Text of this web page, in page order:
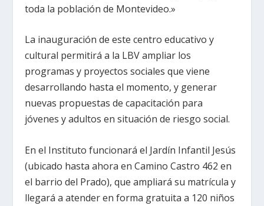
toda la población de Montevideo.»
La inauguración de este centro educativo y
cultural permitirá a la LBV ampliar los
programas y proyectos sociales que viene
desarrollando hasta el momento, y generar
nuevas propuestas de capacitación para
jóvenes y adultos en situación de riesgo social.
En el Instituto funcionará el Jardín Infantil Jesús
(ubicado hasta ahora en Camino Castro 462 en
el barrio del Prado), que ampliará su matrícula y
llegará a atender en forma gratuita a 120 niños